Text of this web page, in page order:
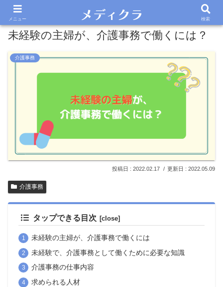
未経験の主婦が、介護事務で働くには？
介護事務
2022.02.17 2022.05.09
介護事務
タップできる目次
未経験の主婦が、介護事務で働くには
未経験で、介護事務として働くために必要な知識
介護事務の仕事内容
求められる人材
メニュー 検索